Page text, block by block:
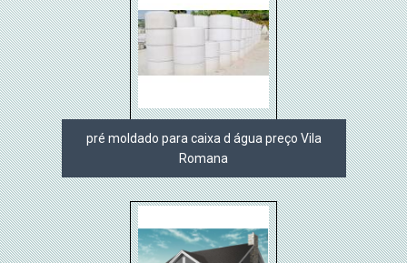
pré moldado para caixa d água preço Vila
Romana